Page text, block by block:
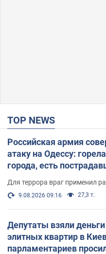
TOP NEWS
Российская армия
атаку на Одессу:
города, есть
Для террора враг применил
9.08.2026 09:16 27,3 т.
Депутаты взяли
элитных квартир в
парламентариев